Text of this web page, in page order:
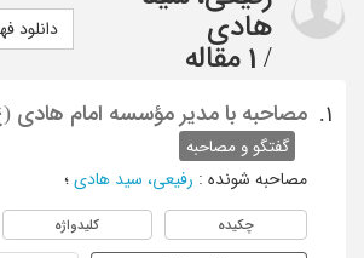
هادی
/ 1 مقاله
دانلود
1. مصاحبه با مدیر مؤسسه امام هادی
گفتگو و مصاحبه
مصاحبه شونده : رفیعی، سید هادی ؛
چکیده کلیدواژه